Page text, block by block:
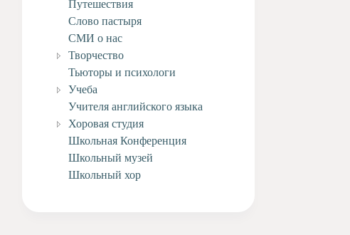
Путешествия
Слово пастыря
СМИ о нас
Творчество
Тьюторы и психологи
Учеба
Учителя английского языка
Хоровая студия
Школьная Конференция
Школьный музей
Школьный хор